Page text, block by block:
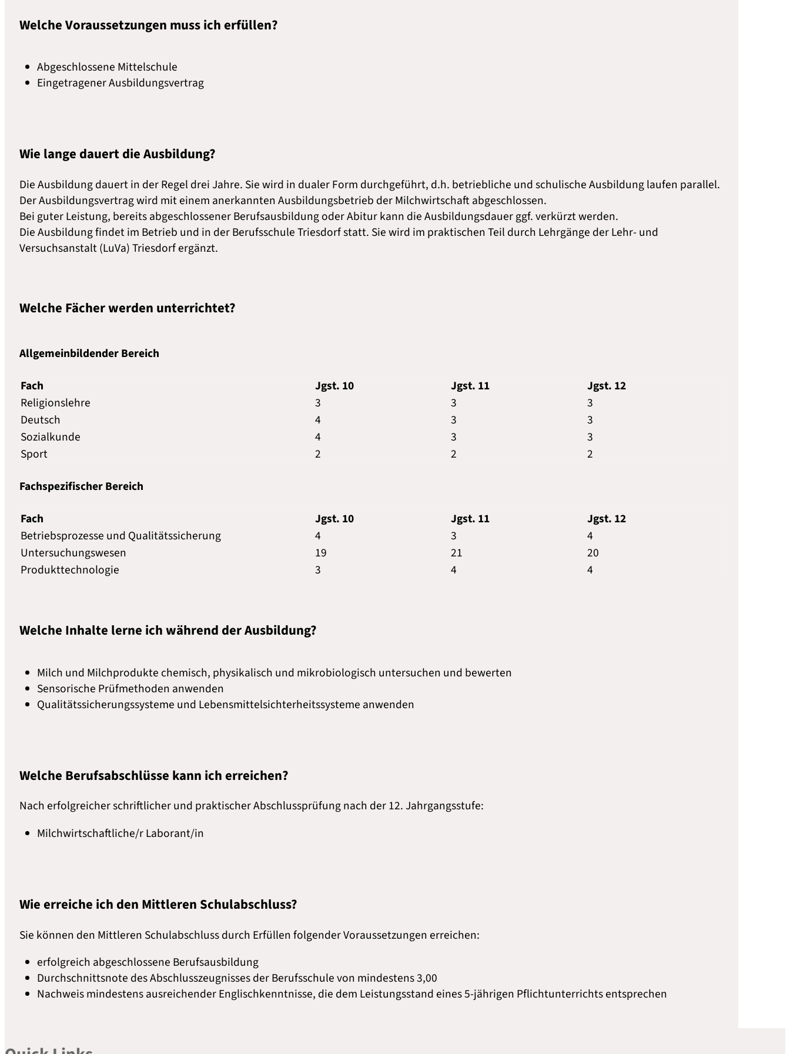
Welche Voraussetzungen muss ich erfüllen?
Abgeschlossene Mittelschule
Eingetragener Ausbildungsvertrag
Wie lange dauert die Ausbildung?
Die Ausbildung dauert in der Regel drei Jahre. Sie wird in dualer Form durchgeführt, d.h. betriebliche und schulische Ausbildung laufen parallel.
Der Ausbildungsvertrag wird mit einem anerkannten Ausbildungsbetrieb der Milchwirtschaft abgeschlossen.
Bei guter Leistung, bereits abgeschlossener Berufsausbildung oder Abitur kann die Ausbildungsdauer ggf. verkürzt werden.
Die Ausbildung findet im Betrieb und in der Berufsschule Triesdorf statt. Sie wird im praktischen Teil durch Lehrgänge der Lehr- und
Versuchsanstalt (LuVa) Triesdorf ergänzt.
Welche Fächer werden unterrichtet?
Allgemeinbildender Bereich
Fach
Jgst. 10 Jgst. 11
Jgst. 12
Religionslehre
3 3
3
Deutsch
4 3
3
Sozialkunde
4 3
3
Sport
2 2
2
Fachspezifischer Bereich
Fach
Jgst. 10 Jgst. 11
Jgst. 12
Betriebsprozesse und Qualitätssicherung
4 3
4
Untersuchungswesen
19 21
20
Produkttechnologie
3 4 4
Welche Inhalte lerne ich während der Ausbildung?
Milch und Milchprodukte chemisch, physikalisch und mikrobiologisch untersuchen und bewerten
Sensorische Prüfmethoden anwenden
Qualitätssicherungssysteme und Lebensmittelsichterheitssysteme anwenden
Welche Berufsabschlüsse kann ich erreichen?
Nach erfolgreicher schriftlicher und praktischer Abschlussprüfung nach der 12. Jahrgangsstufe:
Milchwirtschaftliche/r Laborant/in
Wie erreiche ich den Mittleren Schulabschluss?
Sie können den Mittleren Schulabschluss durch Erfüllen folgender Voraussetzungen erreichen:
erfolgreich abgeschlossene Berufsausbildung
Durchschnittsnote des Abschlusszeugnisses der Berufsschule von mindestens 3,00
Nachweis mindestens ausreichender Englischkenntnisse, die dem Leistungsstand eines 5-jährigen Pflichtunterrichts entsprechen